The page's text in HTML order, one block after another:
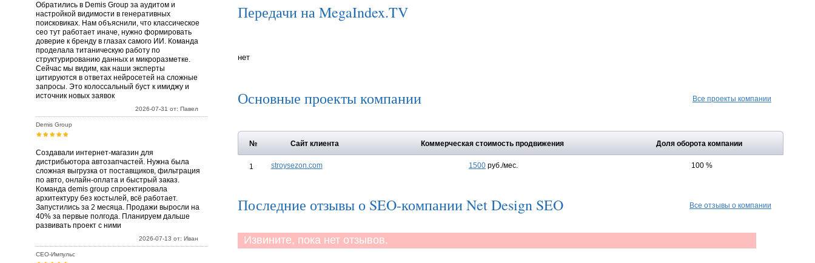
Обратились в Demis Group за аудитом и
настройкой видимости в генеративных
поисковиках. Нам объяснили, что классическое
сео тут работает иначе, нужно формировать
доверие к бренду в глазах самого ИИ. Команда
проделала титаническую работу по
структурированию данных и микроразметке.
Сейчас мы видим, как наши эксперты
цитируются в ответах нейросетей на сложные
запросы. Это колоссальный буст к имиджу и
источник новых заявок
2026-07-31 от: Павел
Demis Group
Создавали интернет-магазин для
дистрибьютора автозапчастей. Нужна была
сложная выгрузка от поставщиков, фильтрация
по авто, онлайн-оплата и быстрый заказ.
Команда demis group спроектировала
архитектуру без костылей, всё работает.
Запустились за 2 месяца. Продажи выросли на
40% за первые полгода. Планируем дальше
развивать проект с ними
2026-07-13 от: Иван
СЕО-Импульс
Передачи на MegaIndex.TV
нет
Основные проекты компании Все проекты компании
№ Сайт клиента Коммерческая стоимость продвижения Доля оборота компании
1 stroysezon.com 1500 руб./мес. 100 %
Последние отзывы о SEO-компании Net Design SEO Все отзывы о компании
Извините, пока нет отзывов.